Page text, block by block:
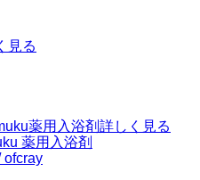
見る
詳しく見る
薬用入浴剤
ofcray